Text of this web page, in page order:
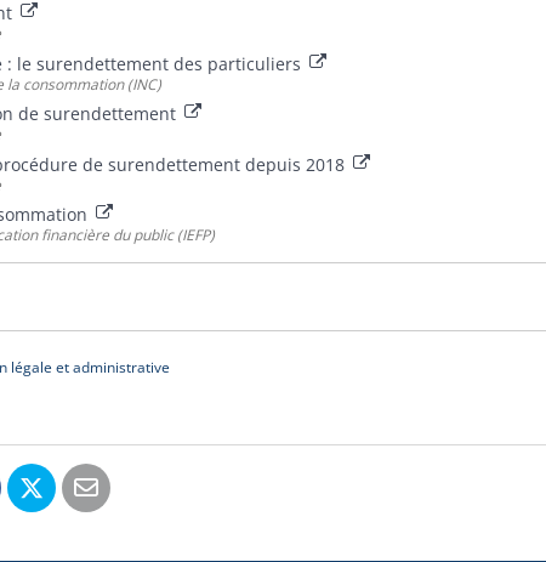
: le surendettement des particuliers
la consommation (INC)
de surendettement
de surendettement depuis 2018
financière du public (IEFP)
légale et administrative